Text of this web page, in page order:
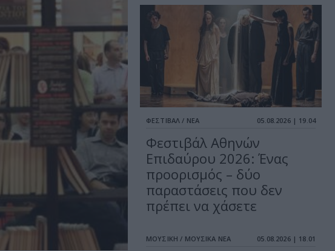
ΦΕΣΤΙΒΑΛ / ΝΕΑ 05.08.2026 | 19.04
Φεστιβάλ Αθηνών
Επιδαύρου 2026: Ένας
προορισμός – δύο
παραστάσεις που δεν
πρέπει να χάσετε
ΜΟΥΣΙΚΗ / ΜΟΥΣΙΚΑ ΝΕΑ 05.08.2026 | 18.01